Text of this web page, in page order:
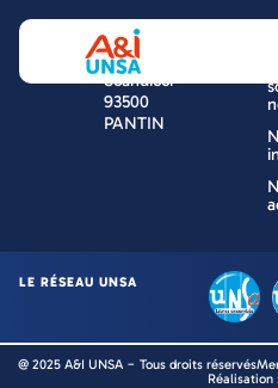
Tour ESSOR
14 rue
Scandicci
93500
PANTIN
LE RÉSEAU UNSA
@ 2025 A&I UNSA − Tous droits réservés
Réalisation